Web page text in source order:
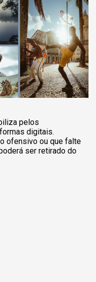
pelos
digitais.
ofensivo ou que falte
ser retirado do